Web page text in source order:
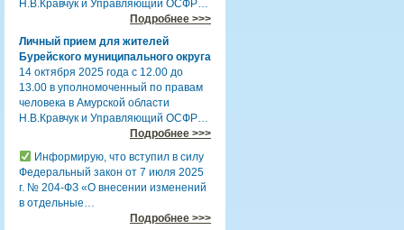
Н.В.Кравчук и Управляющий ОСФР…
Подробнее >>>
Личный прием для жителей
Бурейского муниципального округа
14 октября 2025 года с 12.00 до
13.00 в уполномоченный по правам
человека в Амурской области
Н.В.Кравчук и Управляющий ОСФР…
Подробнее >>>
Информирую, что вступил в силу
Федеральный закон от 7 июля 2025
г. № 204-ФЗ «О внесении изменений
в отдельные…
Подробнее >>>